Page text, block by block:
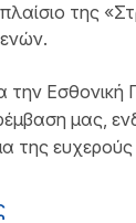
της
την
μας,
της